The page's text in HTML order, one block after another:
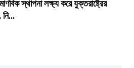
স্থাপনা লক্ষ্য করে যুক্তরাষ্ট্রের
নি...